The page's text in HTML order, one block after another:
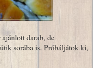
darab, de
sorába is. Próbáljátok ki,